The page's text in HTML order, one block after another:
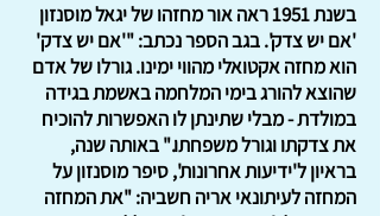
בשנת 1951 ראה אור מחזהו של יגאל מוסנזון
'אם יש צדק'. בגב הספר נכתב: "'אם יש צדק'
הוא מחזה אקטואלי מהווי ימינו. גורלו של אדם
שהוצא להורג בימי המלחמה באשמת בגידה
במולדת - מבלי שתינתן לו האפשרות להוכיח
את צדקתו וגורל משפחתו." באותה שנה,
בראיון ל'ידיעות אחרונות', סיפר מוסנזון על
המחזה לעיתונאי אריה חשביה: "את המחזה